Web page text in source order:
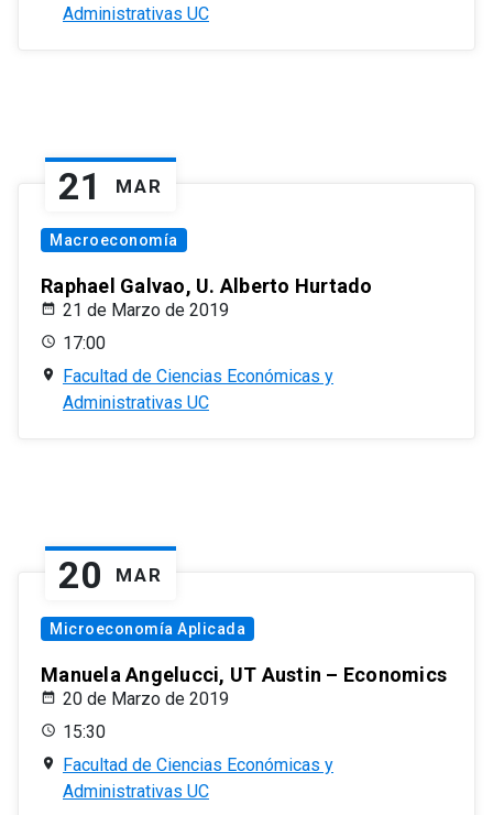
Administrativas UC
21 MAR
Macroeconomía
Raphael Galvao, U. Alberto Hurtado
21 de Marzo de 2019
17:00
Facultad de Ciencias Económicas y
Administrativas UC
20 MAR
Microeconomía Aplicada
Manuela Angelucci, UT Austin – Economics
20 de Marzo de 2019
15:30
Facultad de Ciencias Económicas y
Administrativas UC